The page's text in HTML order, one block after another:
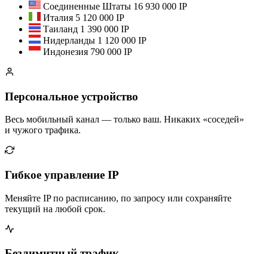
Соединенные Штаты 16 930 000 IP
Италия 5 120 000 IP
Таиланд 1 390 000 IP
Нидерланды 1 120 000 IP
Индонезия 790 000 IP
Персональное устройство
Весь мобильный канал — только ваш. Никаких «соседей»
и чужого трафика.
Гибкое управление IP
Меняйте IP по расписанию, по запросу или сохраняйте
текущий на любой срок.